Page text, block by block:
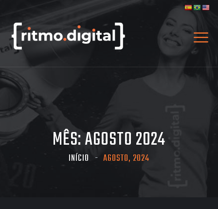
MÊS:AGOSTO 2024
INÍCIO AGOSTO, 2024